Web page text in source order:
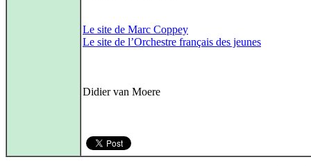
Le site de Marc Coppey
Le site de l’Orchestre français des jeunes
Didier van Moere